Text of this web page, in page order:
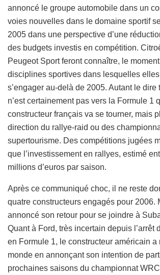
annoncé le groupe automobile dans un
voies nouvelles dans le domaine sportif
2005 dans une perspective d’une
des budgets investis en compétition.
Peugeot Sport feront connaître, le
disciplines sportives dans lesquelles
s’engager au-delà de 2005. Autant le dire
n’est certainement pas vers la Formule 1
constructeur français va se tourner, mais
direction du rallye-raid ou des
supertourisme. Des compétitions jugées
que l’investissement en rallyes, estimé
millions d’euros par saison.
Après ce communiqué choc, il ne reste
quatre constructeurs engagés pour 2006.
annoncé son retour pour se joindre à
Quant à Ford, très incertain depuis l’arrêt
en Formule 1, le constructeur américain a
monde en annonçant son intention de
prochaines saisons du championnat